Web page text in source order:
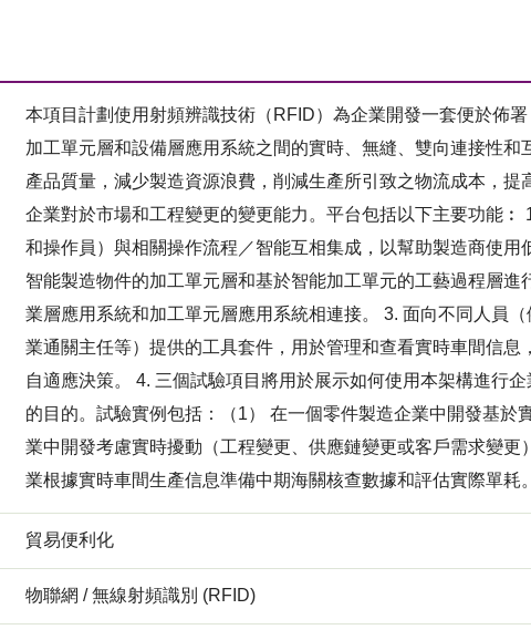
本項目計劃使用射頻辨識技術（RFID）為企業開發一套便於佈
加工單元層和設備層應用系統之間的實時、無縫、雙向連接性
產品質量，減少製造資源浪費，削減生產所引致之物流成本，
企業對於市場和工程變更的變更能力。平台包括以下主要功能
和操作員）與相關操作流程／智能互相集成，以幫助製造商使
智能製造物件的加工單元層和基於智能加工單元的工藝過程層
業層應用系統和加工單元層應用系統相連接。 3. 面向不同人員
業通關主任等）提供的工具套件，用於管理和查看實時車間信
自適應決策。 4. 三個試驗項目將用於展示如何使用本架構進行
的目的。試驗實例包括：（1） 在一個零件製造企業中開發基
業中開發考慮實時擾動（工程變更、供應鏈變更或客戶需求變
業根據實時車間生產信息準備中期海關核查數據和評估實際單耗。
貿易便利化
物聯網 / 無線射頻識別 (RFID)